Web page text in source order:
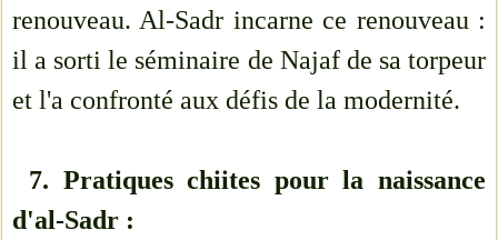
renouveau. Al-Sadr incarne ce renouveau :
il a sorti le séminaire de Najaf de sa torpeur
et l'a confronté aux défis de la modernité.
7. Pratiques chiites pour la naissance
d'al-Sadr :